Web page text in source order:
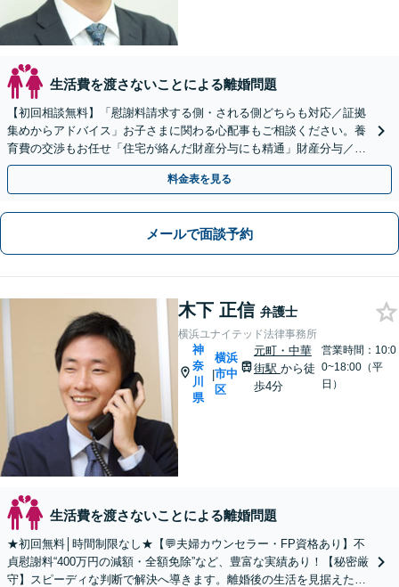
生活費を渡さないことによる離婚問題
【初回相談無料】「慰謝料請求する側・される側どちらも対応／証拠
集めからアドバイス」お子さまに関わる心配事もご相談ください。養
育費の交渉もお任せ「住宅が絡んだ財産分与にも精通」財産分与／協
議・調停・裁判／面会交流／婚姻費用など【馬車道駅5分】
料金表を見る
メールで面談予約
木下 正信 弁護士
横浜ユナイテッド法律事務所
神
奈
川
県
|
横浜
市中
区
元町・中華
街駅 から徒
歩4分
営業時間：10:0
0~18:00（平
日）
生活費を渡さないことによる離婚問題
★初回無料│時間制限なし★【💬夫婦カウンセラー・FP資格あり】不
貞慰謝料“400万円の減額・全額免除”など、豊富な実績あり！【秘密厳
守】スピーディな判断で解決へ導きます。離婚後の生活を見据えたア